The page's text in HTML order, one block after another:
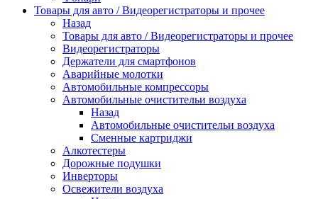
Товары для авто / Видеорегистраторы и прочее
Назад
Товары для авто / Видеорегистраторы и прочее
Видеорегистраторы
Держатели для смартфонов
Аварийные молотки
Автомобильные компрессоры
Автомобильные очистительи воздуха
Назад
Автомобильные очистительи воздуха
Сменные картриджи
Алкотестеры
Дорожные подушки
Инверторы
Освежители воздуха